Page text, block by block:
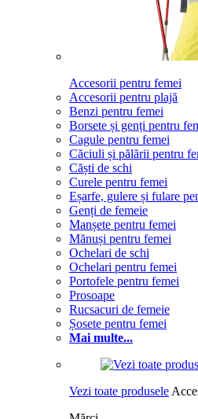
Accesorii pentru femei
Accesorii pentru plajă
Benzi pentru femei
Borsete și genți pentru
Cagule pentru femei
Căciuli și pălării pentru
Căști de schi
Curele pentru femei
Eșarfe, gulere și fulare
Genți de femeie
Manșete pentru femei
Mănuși pentru femei
Ochelari de schi
Ochelari pentru femei
Portofele pentru femei
Prosoape
Rucsacuri de femeie
Șosete pentru femei
Mai multe...
Vezi toate produsele